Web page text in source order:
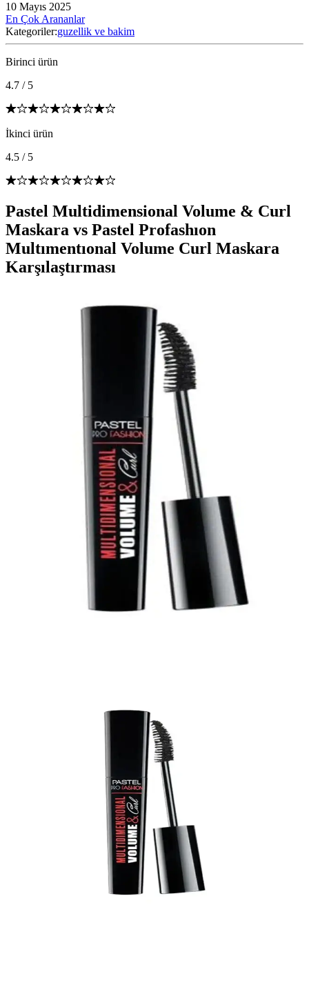
10 Mayıs 2025
En Çok Arananlar
Kategoriler:guzellik ve bakim
Birinci ürün
4.7 / 5
İkinci ürün
4.5 / 5
Pastel Multidimensional Volume & Curl
Maskara vs Pastel Profashıon
Multımentıonal Volume Curl Maskara
Karşılaştırması